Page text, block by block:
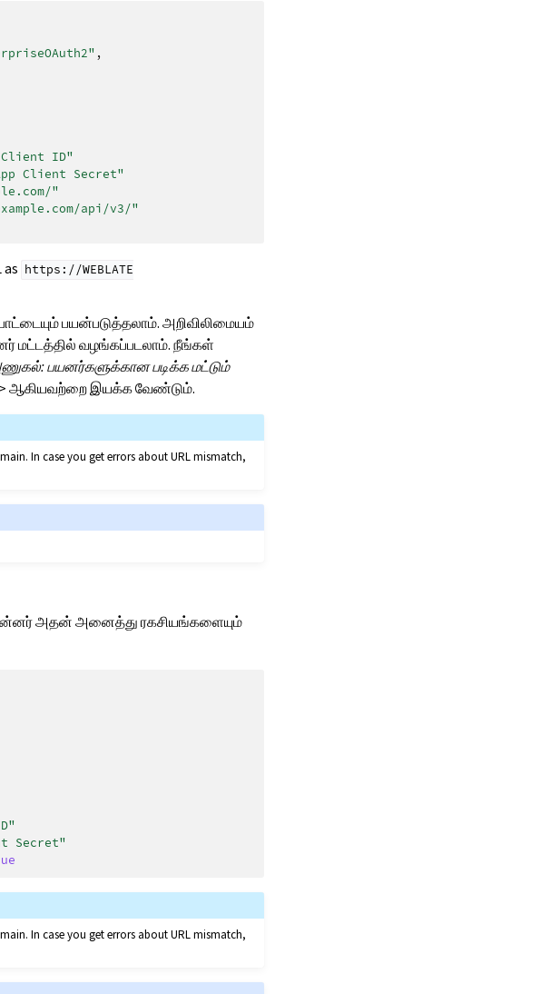
,
Client ID"
Client Secret"
"
api/v3/"
https://WEBLATE
பயன்படுத்தலாம். அறிவிலிமையம்
மட்டத்தில் வழங்கப்படலாம். நீங்கள்
பயனர்களுக்கான படிக்க மட்டும்
ஆகியவற்றை இயக்க வேண்டும்.
In case you get errors about URL mismatch,
அதன் அனைத்து ரகசியங்களையும்
Secret"
In case you get errors about URL mismatch,